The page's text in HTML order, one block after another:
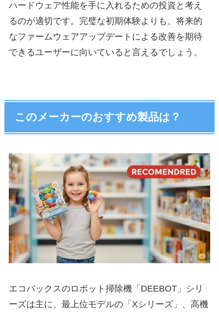
ハードウェア性能を手に入れるための投資と考え
るのが適切です。完璧な初期体験よりも、将来的
なファームウェアアップデートによる改善を期待
できるユーザーに向いていると言えるでしょう。
このメーカーのおすすめ製品は？
エコバックスのロボット掃除機「DEEBOT」シリ
ーズは主に、最上位モデルの「Xシリーズ」、高機